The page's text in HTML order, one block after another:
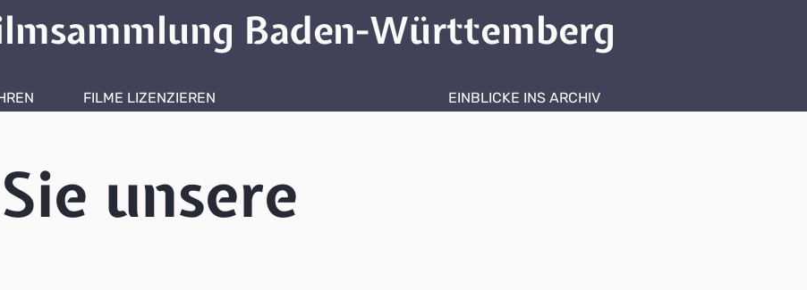
Baden-Württemberg
FILME LIZENZIEREN EINBLICKE INS ARCHIV
unsere